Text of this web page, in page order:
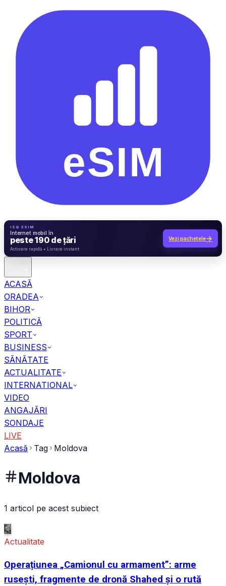
ISQ ESIM
Internet mobil în
peste 190 de țări Vezi pachetele→
ACASĂ
ORADEA
BIHOR
POLITICĂ
SPORT
BUSINESS
SĂNĂTATE
ACTUALITATE
INTERNATIONAL
VIDEO
ANGAJĂRI
SONDAJE
LIVE
Acasă
Tag Moldova
Moldova
1 articol pe acest subiect
Actualitate
Operațiunea „Camionul cu armament”: arme
rusești, fragmente de dronă Shahed și o rută